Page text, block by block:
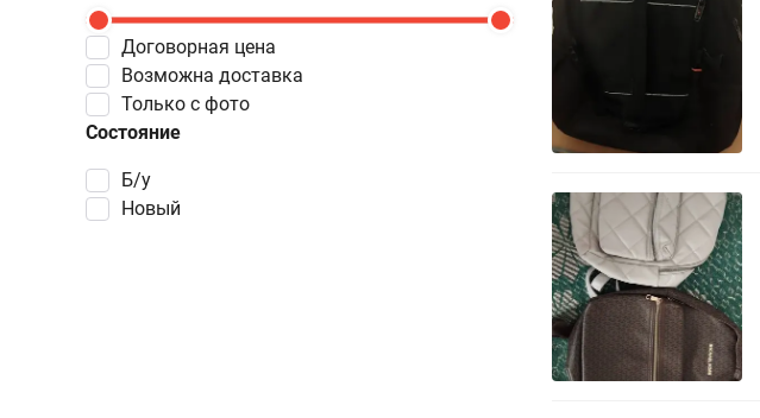
Договорная цена
Возможна доставка
Состояние
Б/у
Новый
Только с фото